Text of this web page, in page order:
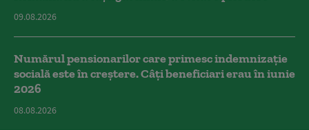
09.08.2026
Numărul pensionarilor care primesc indemnizaţie
socială este în creștere. Câți beneficiari erau în iunie
2026
08.08.2026